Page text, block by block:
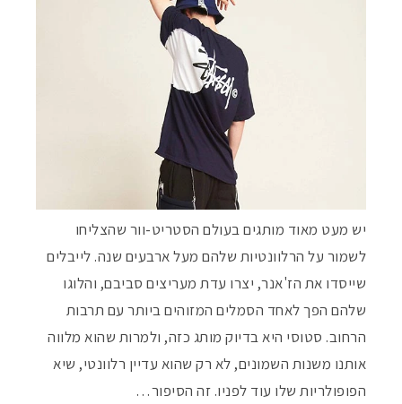
יש מעט מאוד מותגים בעולם הסטריט-וור שהצליחו
לשמור על הרלוונטיות שלהם מעל ארבעים שנה. לייבלים
שייסדו את הז'אנר, יצרו עדת מעריצים סביבם, והלוגו
שלהם הפך לאחד הסמלים המזוהים ביותר עם תרבות
הרחוב. סטוסי היא בדיוק מותג כזה, ולמרות שהוא מלווה
אותנו משנות השמונים, לא רק שהוא עדיין רלוונטי, שיא
הפופולריות שלו עוד לפניו. זה הסיפור…